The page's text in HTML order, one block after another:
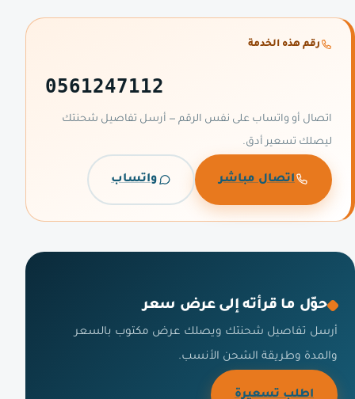
رقم هذه الخدمة
0561247112
اتصال أو واتساب على نفس الرقم — أرسل تفاصيل شحنتك
ليصلك تسعير أدق.
اتصال مباشر واتساب
حوّل ما قرأته إلى عرض سعر
أرسل تفاصيل شحنتك ويصلك عرض مكتوب بالسعر
والمدة وطريقة الشحن الأنسب.
اطلب تسعيرة